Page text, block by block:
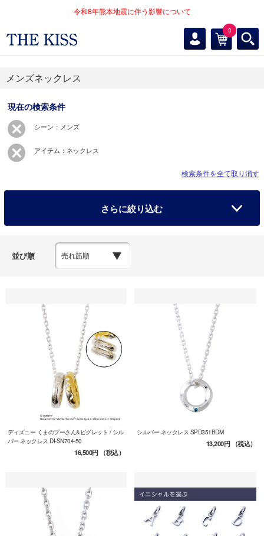
令和8年熊本地震に伴う影響について
0
メンズネックレス
現在の検索条件
シーン：メンズ
アイテム：ネックレス
検索条件を全て取り消す
さらに絞り込む
並び順
ディズニー くまのプーさん&ピグレット / シル
バー ネックレス DI-SN704-50
16,500円（税込）
シルバー ネックレス SPD351BDM
13,200円（税込）